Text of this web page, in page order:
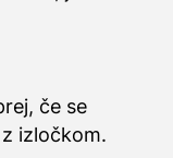
če se
izločkom.